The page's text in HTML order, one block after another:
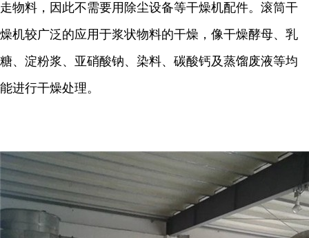
走物料，因此不需要用除尘设备等干燥机配件。滚筒干
燥机较广泛的应用于浆状物料的干燥，像干燥酵母、乳
糖、淀粉浆、亚硝酸钠、染料、碳酸钙及蒸馏废液等均
能进行干燥处理。